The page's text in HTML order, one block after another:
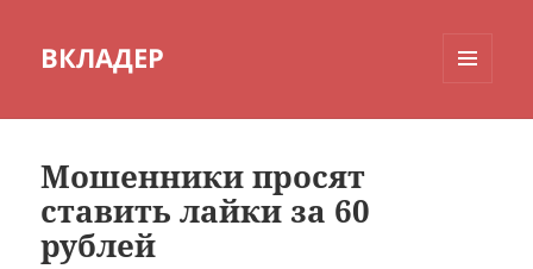
ВКЛАДЕР
Мошенники просят
ставить лайки за 60
рублей